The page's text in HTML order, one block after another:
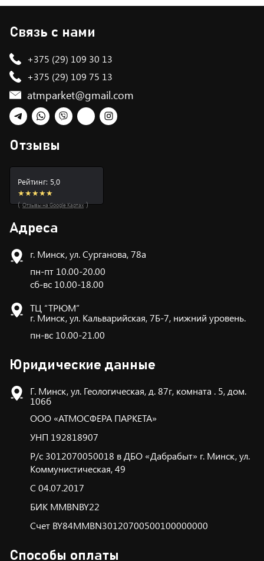
Адреса
г. Минск, ул. Сурганова, 78а
пн-пт 10.00-20.00
сб-вс 10.00-18.00
ТЦ “ТРЮМ”
г. Минск, ул. Кальварийская, 7Б-7, нижний уровень.
пн-вс 10.00-21.00
Юридические данные
Г. Минск, ул. Геологическая, д. 87г, комната . 5, дом.
106б
ООО «АТМОСФЕРА ПАРКЕТА»
УНП 192818907
Р/с 3012070050018 в ДБО «Дабрабыт» г. Минск, ул.
Коммунистическая, 49
С 04.07.2017
БИК ММBNBY22
Счет BY84MMBN30120700500100000000
Связь с нами
+375 (29) 109 30 13
+375 (29) 109 75 13
atmparket@gmail.com
Telegram
WhatsApp
ViberTikTokInstagram
Отзывы
Рейтинг: 5,0
★★★★★
(Отзывы на Google Картах)
Способы оплаты